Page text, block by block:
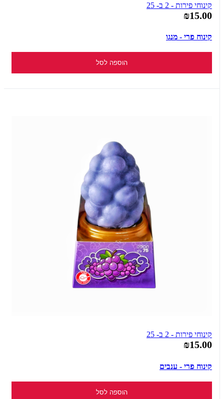
קינוחי פירות - 2 ב- 25
₪15.00
קינוח פרי - מנגו
הוספה לסל
קינוחי פירות - 2 ב- 25
₪15.00
קינוח פרי - ענבים
הוספה לסל